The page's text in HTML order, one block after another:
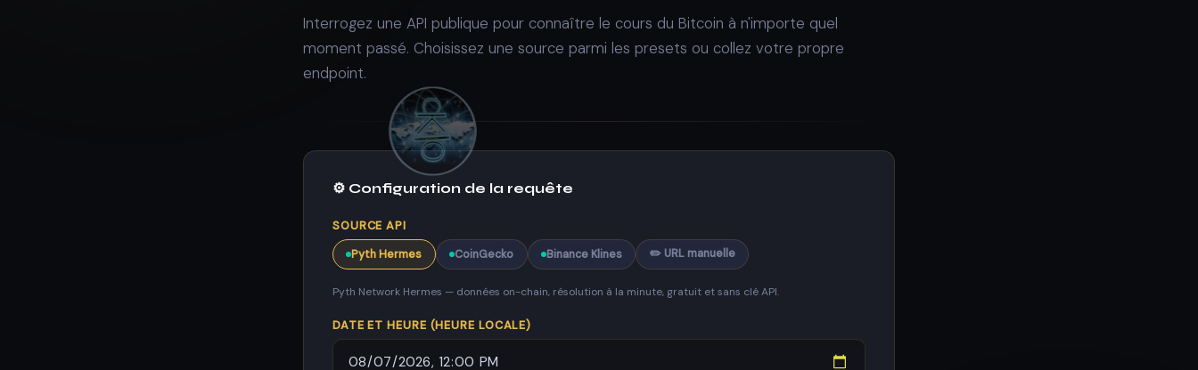
Interrogez une API publique pour connaître le cours du Bitcoin à n'importe quel
moment passé. Choisissez une source parmi les presets ou collez votre propre
endpoint.
⚙️ Configuration de la requête
SOURCE API
Pyth Hermes CoinGecko Binance Klines ✏️ URL manuelle
Pyth Network Hermes — données on-chain, résolution à la minute, gratuit et sans clé API.
DATE ET HEURE (HEURE LOCALE)